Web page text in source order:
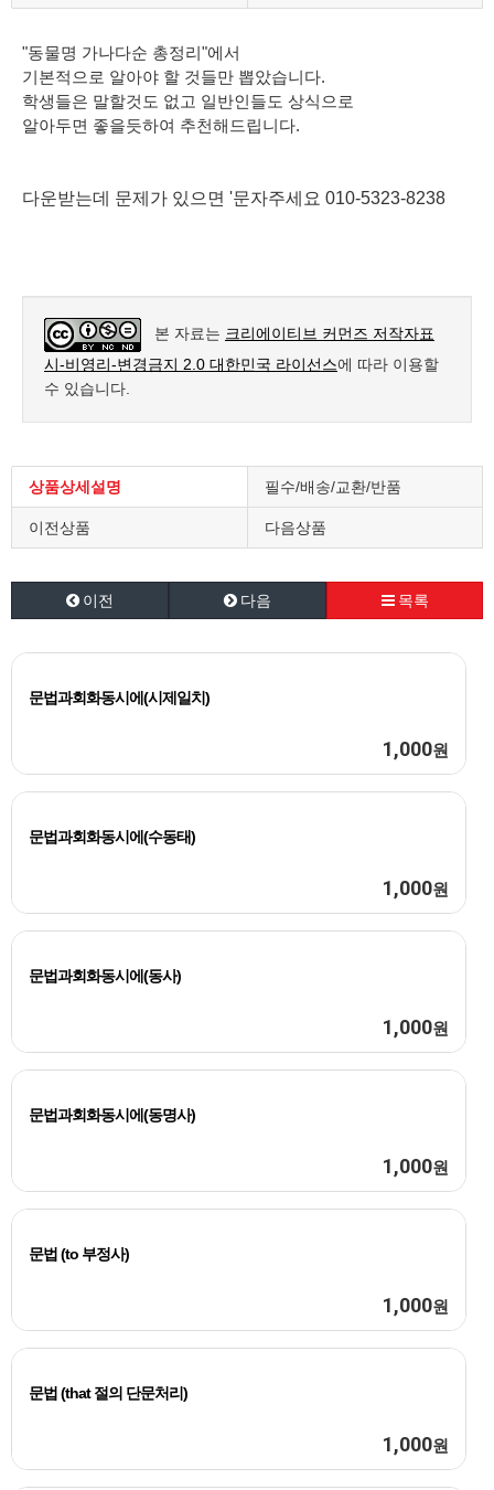
"동물명 가나다순 총정리"에서
기본적으로 알아야 할 것들만 뽑았습니다.
학생들은 말할것도 없고 일반인들도 상식으로
알아두면 좋을듯하여 추천해드립니다.
다운받는데 문제가 있으면 '문자주세요 010-5323-8238
본 자료는 크리에이티브 커먼즈 저작자표
시-비영리-변경금지 2.0 대한민국 라이선스에 따라 이용할
수 있습니다.
상품상세설명 필수/배송/교환/반품
이전상품 다음상품
이전 다음 목록
문법과회화동시에(시제일치)
1,000원
문법과회화동시에(수동태)
1,000원
문법과회화동시에(동사)
1,000원
문법과회화동시에(동명사)
1,000원
문법 (to 부정사)
1,000원
문법 (that 절의 단문처리)
1,000원